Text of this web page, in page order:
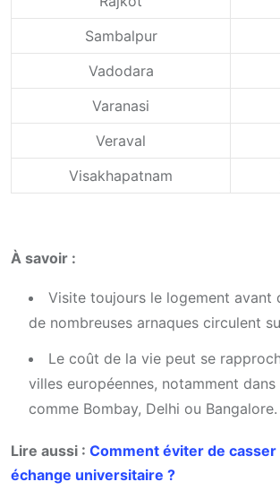
Sambalpur
Vadodara
Varanasi
Veraval
Visakhapatnam
À savoir :
Visite toujours le logement avant
de nombreuses arnaques circulent
Le coût de la vie peut se
villes européennes, notamment
comme Bombay, Delhi ou Bangalore.
Lire aussi : Comment éviter de
échange universitaire ?